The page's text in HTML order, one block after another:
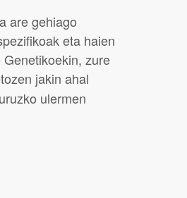
are gehiago
eta haien
zure
jakin ahal
ulermen